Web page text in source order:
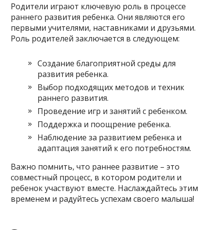
Родители играют ключевую роль в процессе
раннего развития ребенка. Они являются его
первыми учителями, наставниками и друзьями.
Роль родителей заключается в следующем:
Создание благоприятной среды для
развития ребенка.
Выбор подходящих методов и техник
раннего развития.
Проведение игр и занятий с ребенком.
Поддержка и поощрение ребенка.
Наблюдение за развитием ребенка и
адаптация занятий к его потребностям.
Важно помнить, что раннее развитие – это
совместный процесс, в котором родители и
ребенок участвуют вместе. Наслаждайтесь этим
временем и радуйтесь успехам своего малыша!